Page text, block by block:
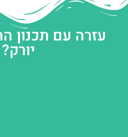
עזרה עם תכנון
יורק?